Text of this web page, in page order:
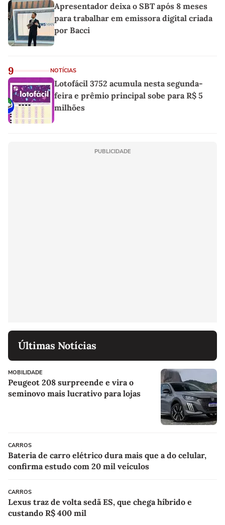
Apresentador deixa o SBT após 8 meses
para trabalhar em emissora digital criada
por Bacci
9 NOTÍCIAS
Lotofácil 3752 acumula nesta segunda-
feira e prêmio principal sobe para R$ 5
milhões
PUBLICIDADE
Últimas Notícias
MOBILIDADE
Peugeot 208 surpreende e vira o
seminovo mais lucrativo para lojas
CARROS
Bateria de carro elétrico dura mais que a do celular,
confirma estudo com 20 mil veículos
CARROS
Lexus traz de volta sedã ES, que chega híbrido e
custando R$ 400 mil